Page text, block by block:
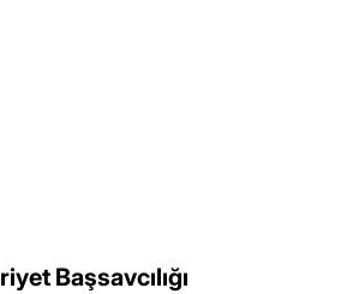
Başsavcılığı